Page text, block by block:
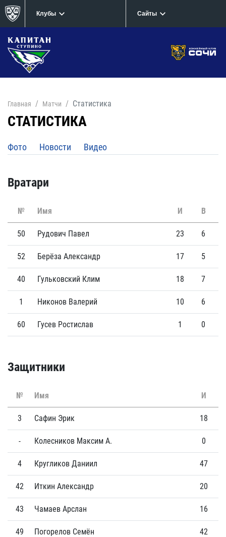
Клубы Сайты
Главная Матчи Статистика
СТАТИСТИКА
Фото Новости Видео
Вратари
№ Имя И В
50 Рудович Павел 23 6
52 Берёза Александр 17 5
40 Гульковский Клим 18 7
1 Никонов Валерий 10 6
60 Гусев Ростислав 1 0
Защитники
№ Имя И
3 Сафин Эрик 18
- Колесников Максим А. 0
4 Кругликов Даниил 47
42 Иткин Александр 20
43 Чамаев Арслан 16
49 Погорелов Семён 42